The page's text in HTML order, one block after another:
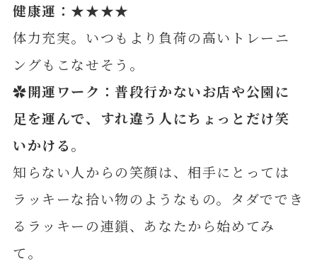
健康運：★★★★
体力充実。いつもより負荷の高いトレーニ
ングもこなせそう。
✿開運ワーク：普段行かないお店や公園に
足を運んで、すれ違う人にちょっとだけ笑
いかける。
知らない人からの笑顔は、相手にとっては
ラッキーな拾い物のようなもの。タダででき
るラッキーの連鎖、あなたから始めてみ
て。